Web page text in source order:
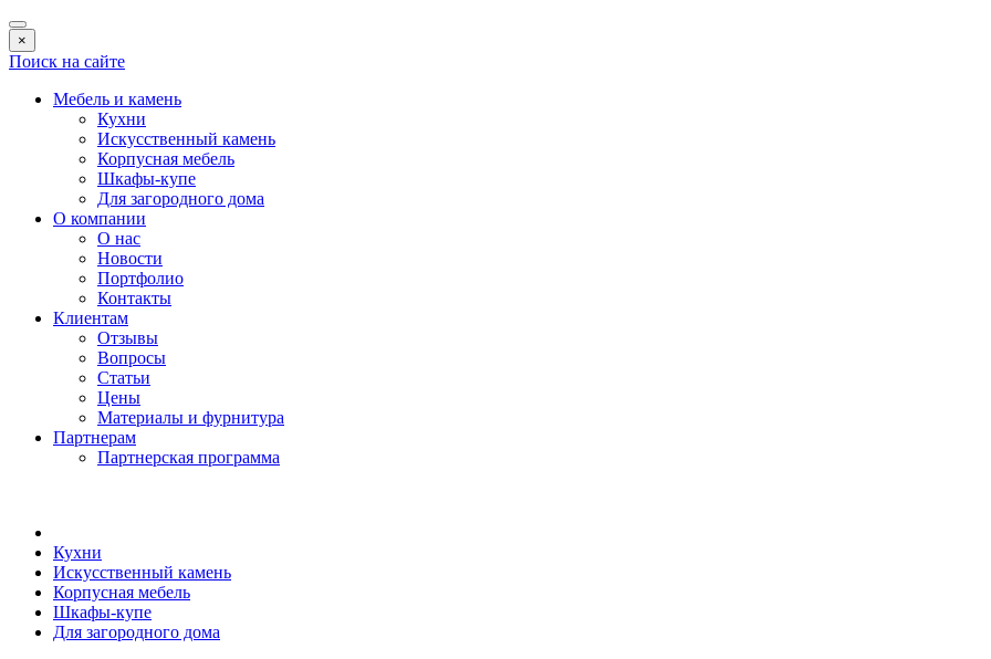
×
Поиск на сайте
Мебель и камень
Кухни
Искусственный камень
Корпусная мебель
Шкафы-купе
Для загородного дома
О компании
О нас
Новости
Портфолио
Контакты
Клиентам
Отзывы
Вопросы
Статьи
Цены
Материалы и фурнитура
Партнерам
Партнерская программа
Кухни
Искусственный камень
Корпусная мебель
Шкафы-купе
Для загородного дома